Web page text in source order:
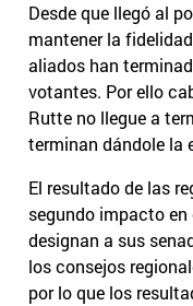
Desde que llegó al
mantener la
aliados han
votantes. Por ello
Rutte no llegue a
terminan dándole la
El resultado de las
segundo impacto en
designan a sus
los consejos
por lo que los